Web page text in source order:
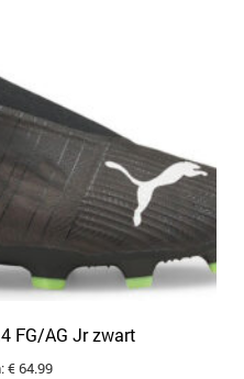
FG/AG Jr zwart
€ 64.99